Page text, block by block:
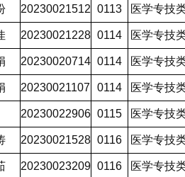
20230021512 0113 医学专技
20230021228 0114 医学专技
20230020714 0114 医学专技
20230021107 0114 医学专技
20230022906 0115 医学专技
20230021528 0116 医学专技
20230023209 0116 医学专技